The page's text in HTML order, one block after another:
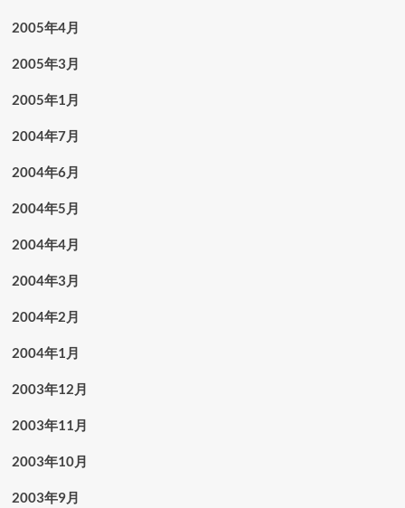
2005年4月
2005年3月
2005年1月
2004年7月
2004年6月
2004年5月
2004年4月
2004年3月
2004年2月
2004年1月
2003年12月
2003年11月
2003年10月
2003年9月